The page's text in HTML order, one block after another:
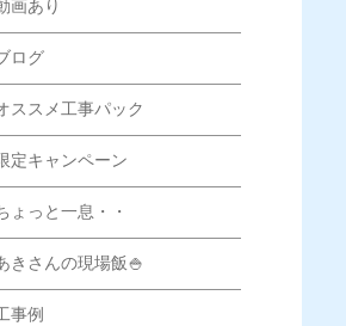
画あり
ログ
ススメ工事パック
定キャンペーン
ょっと一息・・
きさんの現場飯🍚
事例